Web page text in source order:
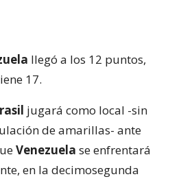
llegó a los 12 puntos,
17.
jugará como local -sin
de amarillas- ante
Venezuela se enfrentará
en la decimosegunda